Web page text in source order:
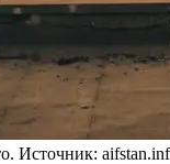
Источник: